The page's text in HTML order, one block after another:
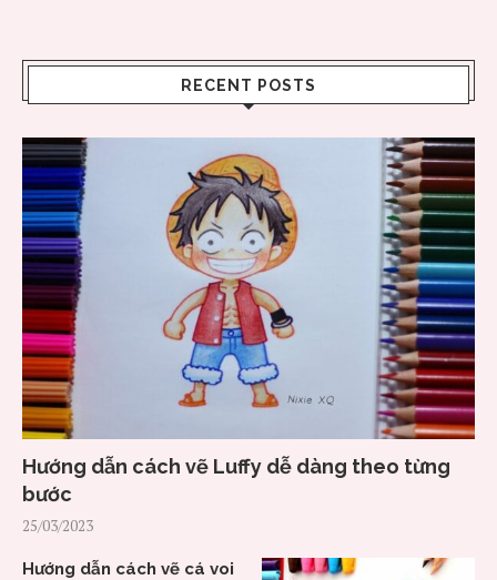
RECENT POSTS
Hướng dẫn cách vẽ Luffy dễ dàng theo từng
bước
25/03/2023
Hướng dẫn cách vẽ cá voi